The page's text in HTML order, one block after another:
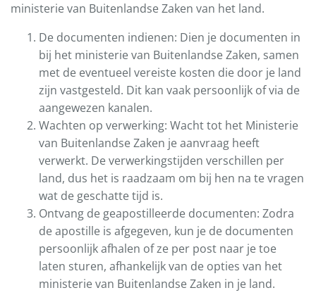
ministerie van Buitenlandse Zaken van het land.
De documenten indienen: Dien je documenten in
bij het ministerie van Buitenlandse Zaken, samen
met de eventueel vereiste kosten die door je land
zijn vastgesteld. Dit kan vaak persoonlijk of via de
aangewezen kanalen.
Wachten op verwerking: Wacht tot het Ministerie
van Buitenlandse Zaken je aanvraag heeft
verwerkt. De verwerkingstijden verschillen per
land, dus het is raadzaam om bij hen na te vragen
wat de geschatte tijd is.
Ontvang de geapostilleerde documenten: Zodra
de apostille is afgegeven, kun je de documenten
persoonlijk afhalen of ze per post naar je toe
laten sturen, afhankelijk van de opties van het
ministerie van Buitenlandse Zaken in je land.